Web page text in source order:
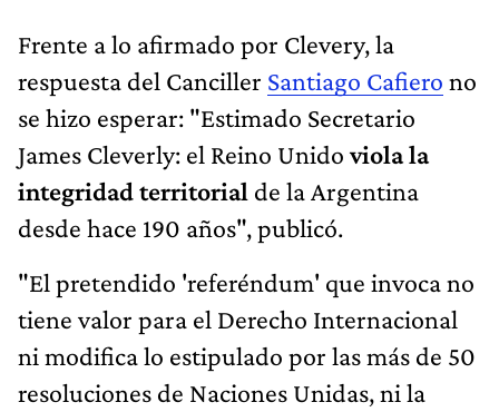
Frente a lo afirmado por Clevery, la
respuesta del Canciller Santiago Cafiero no
se hizo esperar: "Estimado Secretario
James Cleverly: el Reino Unidoviola la
integridad territorial de la Argentina
desde hace 190 años", publicó.
"El pretendido 'referéndum' que invoca no
tiene valor para el Derecho Internacional
ni modifica lo estipulado por las más de 50
resoluciones de Naciones Unidas, ni la